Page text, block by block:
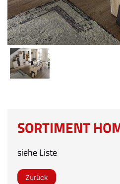
SORTIMENT
siehe Liste
Zurück